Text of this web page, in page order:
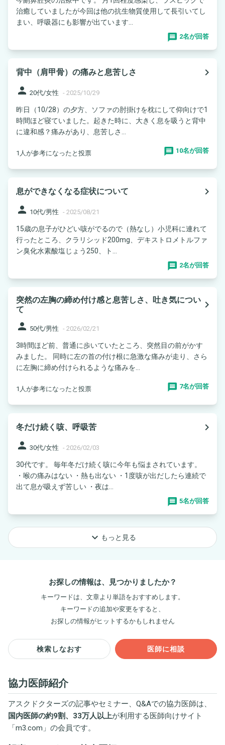
治癒していましたが今回は他の抗生物質使用して長引いてし
まい、呼吸器にも影響が出ています...
2名が回答
背中（肩甲骨）の痛みと息苦しさ
navigate_next
person 20代/女性 - 2025/10/29
昨日（10/28）の夕方、ソファの肘掛けを枕にして仰向けで1
時間ほど寝ていました。起きた時に、大きく息を吸うと背中
に違和感？痛みがあり、息苦しさ...
1人が参考になったと投票 10名が回答
息ができなくなる症状について
navigate_next
person 10代/男性 - 2025/08/21
15歳の息子がひどい咳がでるので（熱なし）小児科に連れて
行ったところ、クラリシッド200mg、デキストロメトルファ
ン臭化水素酸塩じょう250、ト...
2名が回答
突然の左胸の締め付け感と息苦しさ、吐き気につい
て
navigate_next
person 50代/男性 - 2026/02/21
3時間ほど前、普通に歩いていたところ、突然目の前がかす
みました。 同時に左の首の付け根に急激な痛みが走り、さら
に左胸に締め付けられるような痛みを...
1人が参考になったと投票 7名が回答
冬だけ続く咳、呼吸苦
navigate_next
person 30代/女性 - 2026/02/03
30代です。 毎年冬だけ続く咳に今年も悩まされています。
・喉の痛みはない ・熱も出ない ・1度咳が出だしたら連続で
出て息が吸えず苦しい ・夜は...
5名が回答
keyboard_arrow_down もっと見る
お探しの情報は、見つかりましたか？
キーワードは、文章より単語をおすすめします。
キーワードの追加や変更をすると、
お探しの情報がヒットするかもしれません
検索しなおす 医師に相談
協力医師紹介
アスクドクターズの記事やセミナー、Q&Aでの協力医師は、
国内医師の約9割、33万人以上が利用する医師向けサイト
「m3.com 」の会員です。